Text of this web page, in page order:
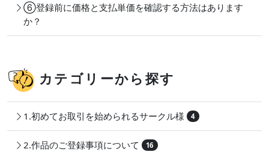
⑥登録前に価格と支払単価を確認する方法はあります
か？
カテゴリーから探す
1.初めてお取引を始められるサークル様 4
2.作品のご登録事項について 16